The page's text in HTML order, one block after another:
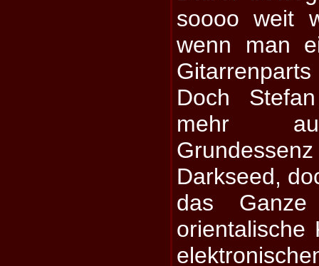
soooo weit
wenn man
Doch
mehr
Darkseed,
das Ganze
orientalische